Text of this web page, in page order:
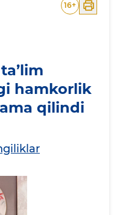
16+
hamkorlik
qilindi